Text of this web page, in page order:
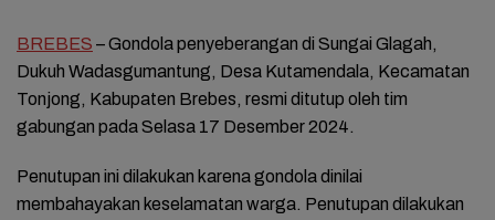
BREBES – Gondola penyeberangan di Sungai Glagah,
Dukuh Wadasgumantung, Desa Kutamendala, Kecamatan
Tonjong, Kabupaten Brebes, resmi ditutup oleh tim
gabungan pada Selasa 17 Desember 2024.
Penutupan ini dilakukan karena gondola dinilai
membahayakan keselamatan warga. Penutupan dilakukan